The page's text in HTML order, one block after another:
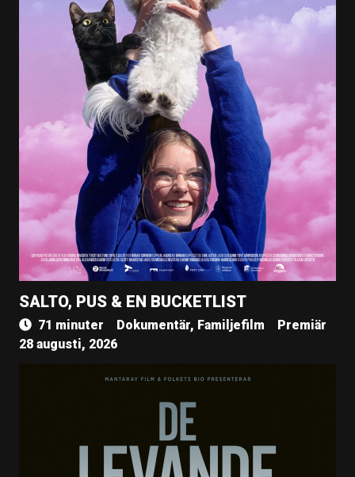
SALTO, PUS & EN BUCKETLIST
71 minuter Dokumentär, Familjefilm
Premiär
28 augusti, 2026